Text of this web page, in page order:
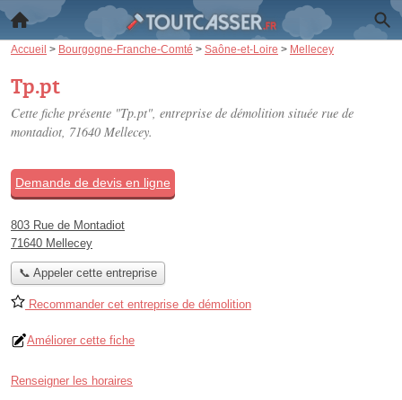
Accueil > Bourgogne-Franche-Comté > Saône-et-Loire > Mellecey
Tp.pt
Cette fiche présente "Tp.pt", entreprise de démolition située rue de
montadiot, 71640 Mellecey.
Demande de devis en ligne
803 Rue de Montadiot
71640 Mellecey
📞 Appeler cette entreprise
Recommander cet entreprise de démolition
Améliorer cette fiche
Renseigner les horaires